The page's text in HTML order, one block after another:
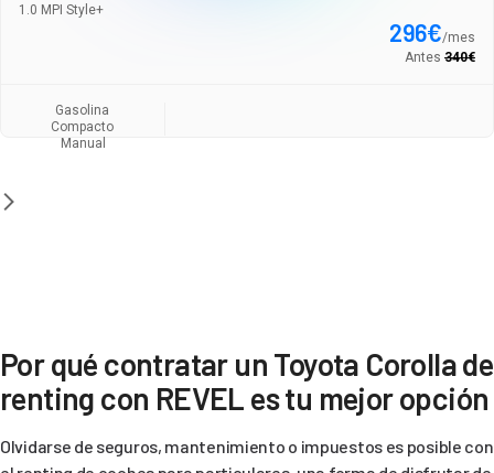
1.0 MPI Style+
296€/mes
Antes 340€
Gasolina
Compacto
Manual
Por qué contratar un Toyota Corolla de
renting con REVEL es tu mejor opción
Olvidarse de seguros, mantenimiento o impuestos es posible con